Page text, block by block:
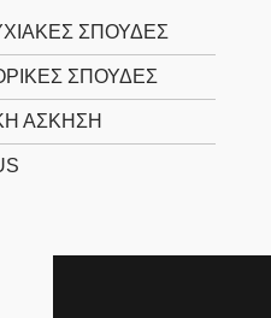
ΣΠΟΥΔΕΣ
ΣΠΟΥΔΕΣ
ΑΣΚΗΣΗ